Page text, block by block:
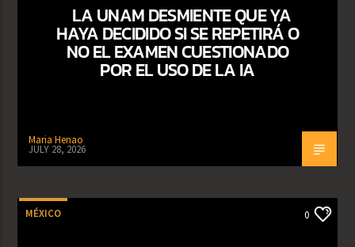
LA UNAM DESMIENTE QUE YA
HAYA DECIDIDO SI SE REPETIRÁ O
NO EL EXAMEN CUESTIONADO
POR EL USO DE LA IA
Maria Henao
JULY 28, 2026
MÉXICO 0